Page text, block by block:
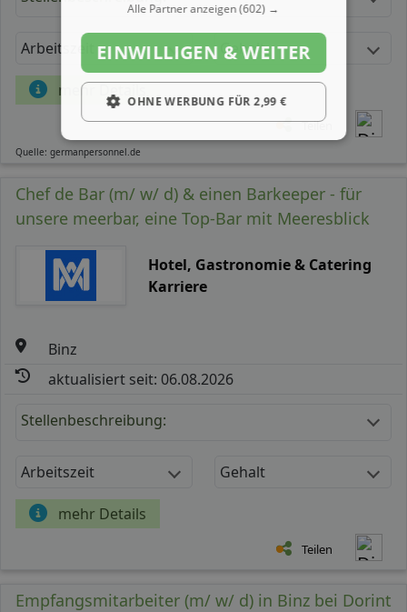
Arbeitszeit Gehalt
mehr Details
Teilen
Quelle: germanpersonnel.de
Chef de Bar (m/ w/ d) & einen Barkeeper - für
unsere meerbar, eine Top-Bar mit Meeresblick
Hotel, Gastronomie & Catering
Karriere
Binz
aktualisiert seit: 06.08.2026
Stellenbeschreibung:
Arbeitszeit Gehalt
mehr Details
Teilen
Empfangsmitarbeiter (m/ w/ d) in Binz bei Dorint
Alle Partner anzeigen(602) →
EINWILLIGEN & WEITER
OHNE WERBUNG FÜR 2,99 €